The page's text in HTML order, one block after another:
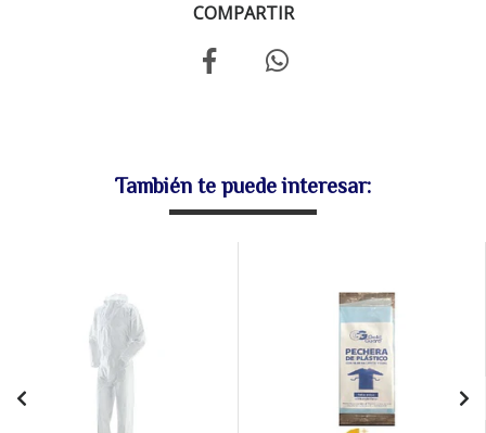
COMPARTIR
También te puede interesar: